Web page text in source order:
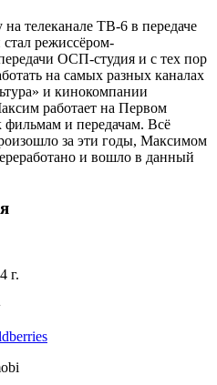
телеканале ТВ-6 в передаче
режиссёром-
ОСП-студия и с тех пор
на самых разных каналах
и кинокомпании
работает на Первом
фильмам и передачам. Всё
за эти годы, Максимом
и вошло в данный
г.